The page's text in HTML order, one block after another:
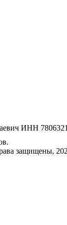
ИНН
защищены,